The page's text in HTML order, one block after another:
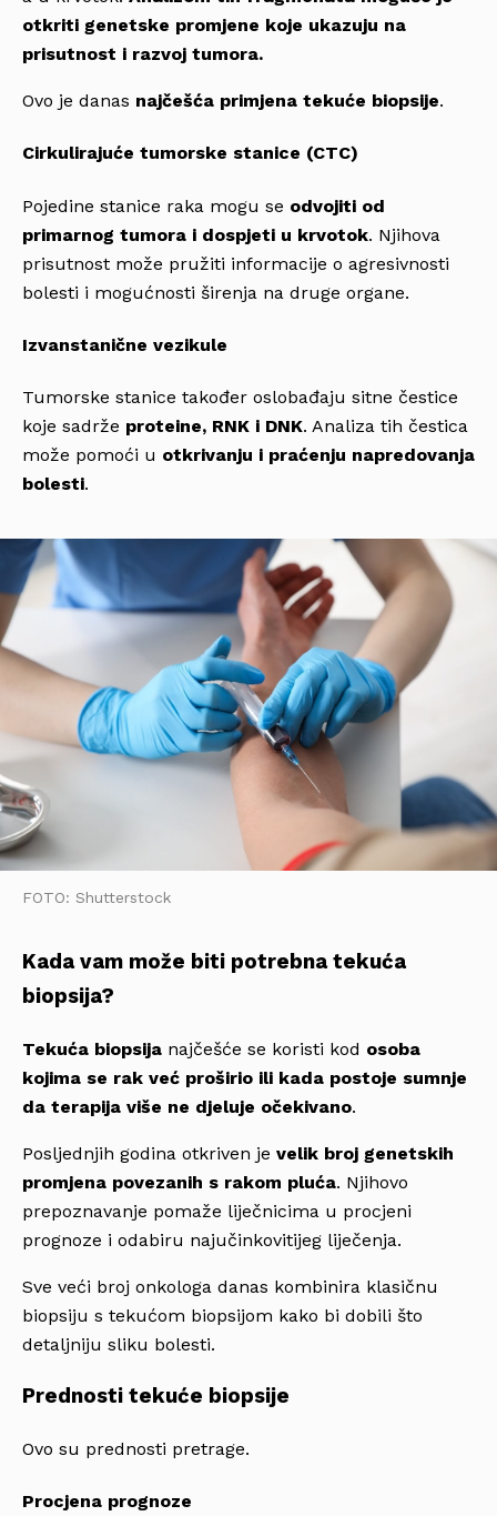
otkriti genetske promjene koje ukazuju na
prisutnost i razvoj tumora.
Ovo je danas najčešća primjena tekuće biopsije.
Cirkulirajuće tumorske stanice (CTC)
Pojedine stanice raka mogu se odvojiti od
primarnog tumora i dospjeti u krvotok. Njihova
prisutnost može pružiti informacije o agresivnosti
bolesti i mogućnosti širenja na druge organe.
Izvanstanične vezikule
Tumorske stanice također oslobađaju sitne čestice
koje sadrže proteine, RNK i DNK. Analiza tih čestica
može pomoći u otkrivanju i praćenju napredovanja
bolesti.
FOTO: Shutterstock
Kada vam može biti potrebna tekuća
biopsija?
Tekuća biopsija najčešće se koristi kod osoba
kojima se rak već proširio ili kada postoje sumnje
da terapija više ne djeluje očekivano.
Posljednjih godina otkriven je velik broj genetskih
promjena povezanih s rakom pluća. Njihovo
prepoznavanje pomaže liječnicima u procjeni
prognoze i odabiru najučinkovitijeg liječenja.
Sve veći broj onkologa danas kombinira klasičnu
biopsiju s tekućom biopsijom kako bi dobili što
detaljniju sliku bolesti.
Prednosti tekuće biopsije
Ovo su prednosti pretrage.
Procjena prognoze